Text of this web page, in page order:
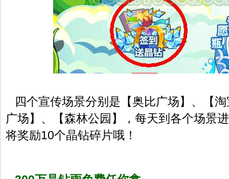
四个宣传场景分别是【奥比广场】、【
广场】、【森林公园】，每天到各个场景
将奖励10个晶钻碎片哦！